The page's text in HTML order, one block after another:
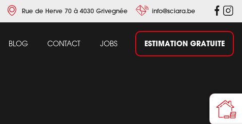
Rue de Herve 70 à 4030 Grivegnée info@sciara.be
BLOG CONTACT JOBS ESTIMATION GRATUITE